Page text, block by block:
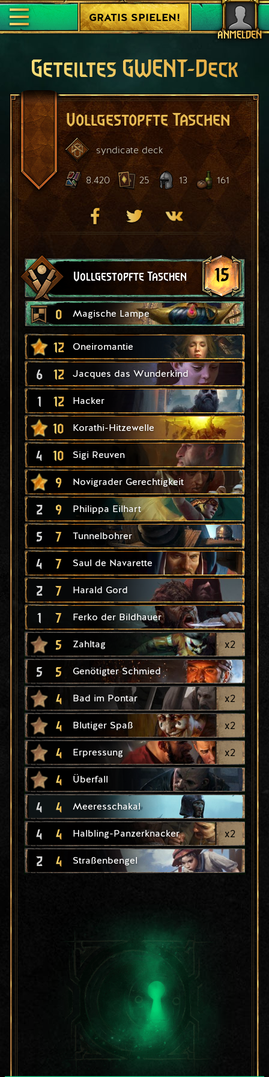
ANMELDEN
GRATIS SPIELEN!
Geteiltes GWENT-Deck
Vollgestopfte Taschen
syndicate deck
8.420 25 13 161
Vollgestopfte Taschen 15
0 Magische Lampe
12 Oneiromantie
6 12 Jacques das Wunderkind
1 12 Hacker
10 Korathi-Hitzewelle
4 10 Sigi Reuven
9 Novigrader Gerechtigkeit
2 9 Philippa Eilhart
5 7 Tunnelbohrer
4 7 Saul de Navarette
2 7 Harald Gord
1 7 Ferko der Bildhauer
5 Zahltag x2
5 5 Genötigter Schmied
4 Bad im Pontar x2
4 Blutiger Spaß x2
4 Erpressung x2
4 Überfall
4 4 Meeresschakal
4 4 Halbling-Panzerknacker x2
2 4 Straßenbengel